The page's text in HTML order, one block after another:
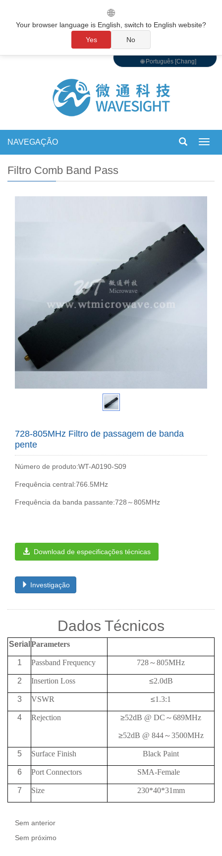
🌐 Português [Chang]
NAVEGAÇÃO
Filtro Comb Band Pass
728-805MHz Filtro de passagem de banda
pente
Número de produto:WT-A0190-S09
Frequência central:766.5MHz
Frequência da banda passante:728～805MHz
Download de especificações técnicas
Investigação
Dados Técnicos
Serial Parameters
1 Passband Frequency 728～805MHz
2 Insertion Loss ≤2.0dB
3 VSWR ≤1.3:1
4 Rejection ≥52dB @ DC ～689MHz
≥52dB @ 844～3500MHz
5 Surface Finish Black Paint
6 Port Connectors SMA-Female
7 Size 230*40*31mm
Sem anterior
Sem próximo
🌐
Your browser language is English, switch to English website?
Yes
No